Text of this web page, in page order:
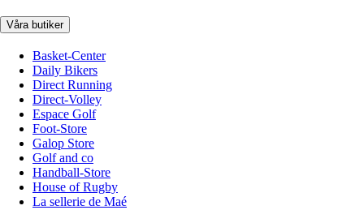
Våra butiker
Basket-Center
Daily Bikers
Direct Running
Direct-Volley
Espace Golf
Foot-Store
Galop Store
Golf and co
Handball-Store
House of Rugby
La sellerie de Maé